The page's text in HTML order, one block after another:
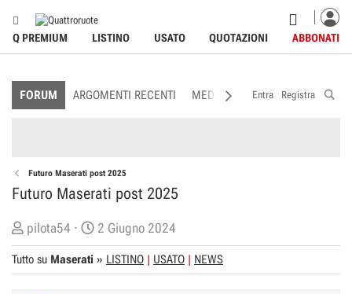
Q PREMIUM LISTINO USATO QUOTAZIONI ABBONATI
FORUM ARGOMENTI RECENTI MEDIA MEMBRI
Entra Registra
Futuro Maserati post 2025
Futuro Maserati post 2025
C
r
e
pilota54
D
a
t
2 Giugno 2024
Tutto su Maserati » LISTINO USATO NEWS